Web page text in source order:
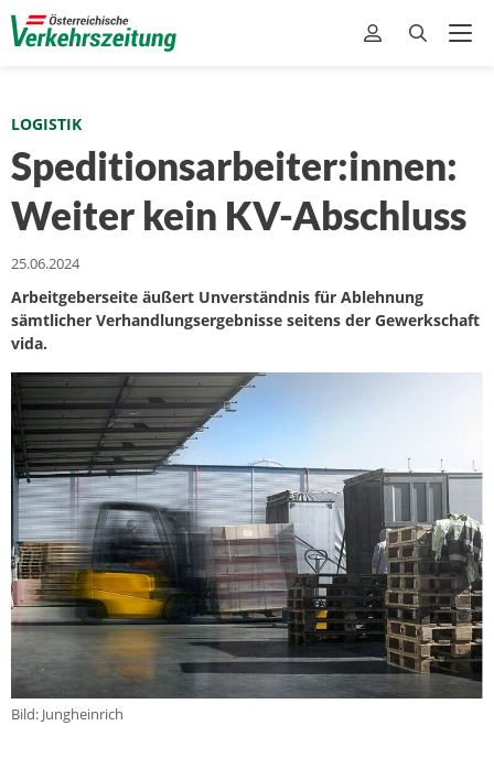
LOGISTIK
Speditionsarbeiter:innen:
Weiter kein KV-Abschluss
25.06.2024
Arbeitgeberseite äußert Unverständnis für Ablehnung
sämtlicher Verhandlungsergebnisse seitens der Gewerkschaft
vida.
Bild: Jungheinrich